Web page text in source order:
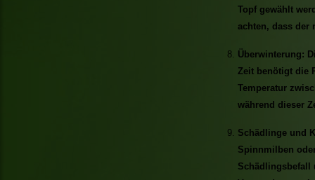
Topf gewählt
achten, dass der
Überwinterung:
Zeit benötigt die
Temperatur
während dieser
Schädlinge und
Spinnmilben
Schädlingsbefall